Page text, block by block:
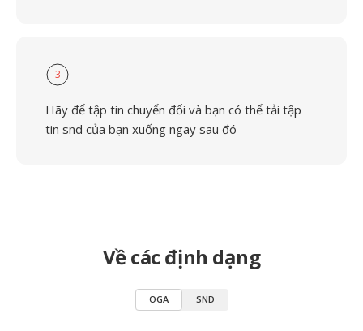
3
Hãy để tập tin chuyển đổi và bạn có thể tải tập
tin snd của bạn xuống ngay sau đó
Về các định dạng
OGA SND